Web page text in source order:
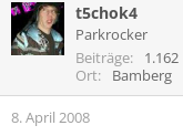
t5chok4
Parkrocker
Beiträge
1.162
Ort
Bamberg
8. April 2008